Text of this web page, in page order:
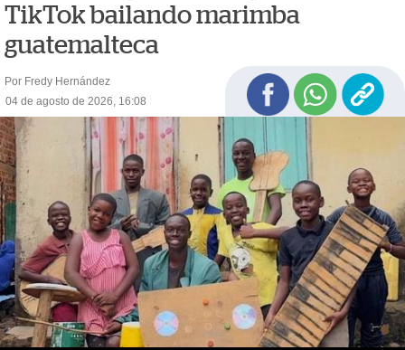
TikTok bailando marimba
guatemalteca
Por Fredy Hernández
04 de agosto de 2026, 16:08